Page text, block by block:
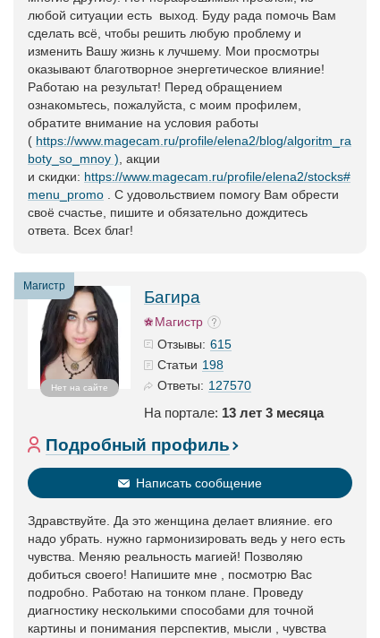
любой ситуации есть выход. Буду рада помочь Вам
сделать всё, чтобы решить любую проблему и
изменить Вашу жизнь к лучшему. Мои просмотры
оказывают благотворное энергетическое влияние!
Работаю на результат! Перед обращением
ознакомьтесь, пожалуйста, с моим профилем,
обратите внимание на условия работы
( https://www.magecam.ru/profile/elena2/blog/algoritm_ra
boty_so_mnoy ) , акции
и скидки: https://www.magecam.ru/profile/elena2/stocks#
menu_promo . С удовольствием помогу Вам обрести
своё счастье, пишите и обязательно дождитесь
ответа. Всех благ!
Магистр
Нет на сайте
Багира
Магистр
Отзывы: 615
Статьи 198
Ответы: 127570
На портале: 13 лет 3 месяца
Подробный профиль
Написать сообщение
Здравствуйте. Да это женщина делает влияние. его
надо убрать. нужно гармонизировать ведь у него есть
чувства. Меняю реальность магией! Позволяю
добиться своего! Напишите мне , посмотрю Вас
подробно. Работаю на тонком плане. Проведу
диагностику несколькими способами для точной
картины и понимания перспектив, мысли , чувства